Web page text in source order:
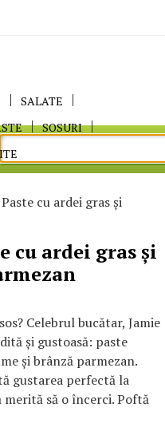
SALATE
SOSURI
cu ardei gras şi
cu ardei gras şi
Celebrul bucătar, Jamie
şi gustoasă: paste
şi brânză parmezan.
gustarea perfectă la
să o încerci. Poftă